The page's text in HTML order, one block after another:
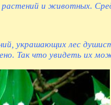
растений и животных.
украшающих лес
Так что увидеть их